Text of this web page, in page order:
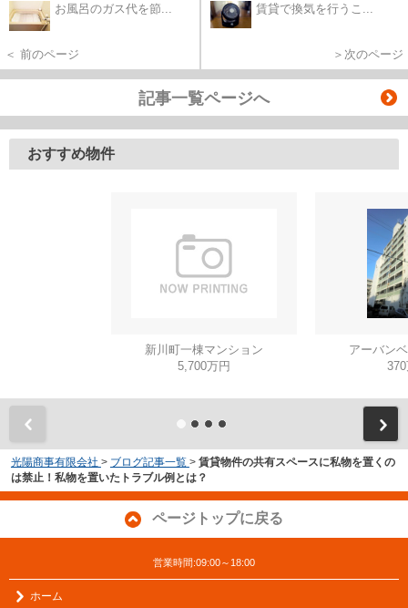
お風呂のガス代を節...
＜ 前のページ
賃貸で換気を行うこ...
＞次のページ
記事一覧ページへ
おすすめ物件
新川町一棟マンション
5,700万円
アーバン
光陽商事有限会社 > ブログ記事一覧 > 賃貸物件の共有スペースに私物を置くの
は禁止！私物を置いたトラブル例とは？
ページトップに戻る
営業時間:09:00～18:00
ホーム